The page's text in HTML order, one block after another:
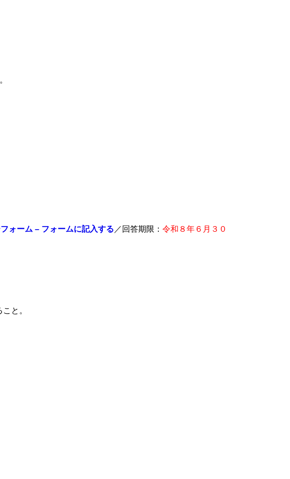
ォーム – フォーム​に記入する ／回答期限： 令和８年６月３０
と。